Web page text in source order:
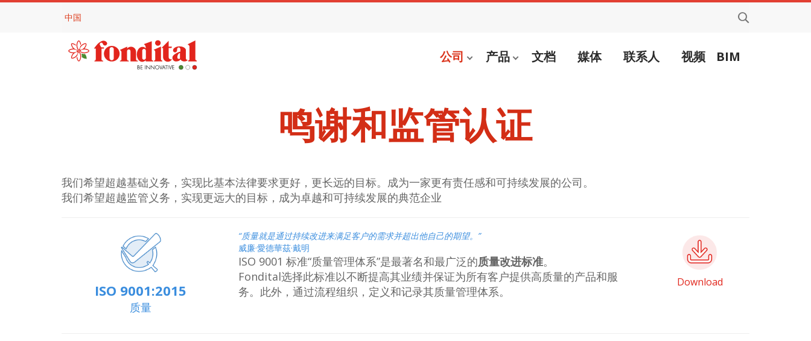
中国
公司 产品 文档 媒体 联系人 视频 BIM
鸣谢和监管认证
我们希望超越基础义务，实现比基本法律要求更好，更长远的目标。成为一家更有责任感和可持续发展的公司。
我们希望超越监管义务，实现更远大的目标，成为卓越和可持续发展的典范企业
ISO 9001:2015
质量
“质量就是通过持续改进来满足客户的需求并超出他自己的期望。”
威廉·愛德華茲·戴明
ISO 9001 标准“质量管理体系”是最著名和最广泛的质量改进标准。
Fondital选择此标准以不断提高其业绩并保证为所有客户提供高质量的产品和服
务。此外，通过流程组织，定义和记录其质量管理体系。
Download